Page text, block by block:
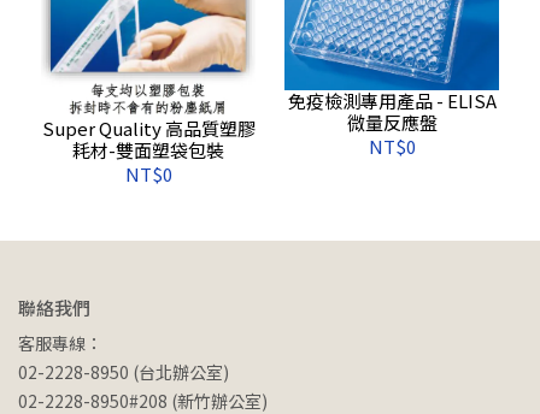
Super Quality 高品質塑膠
耗材-雙面塑袋包裝
NT$0
免疫檢測專用產品 - ELISA
微量反應盤
NT$0
聯絡我們
客服專線：
02-2228-8950 (台北辦公室)
02-2228-8950#208 (新竹辦公室)